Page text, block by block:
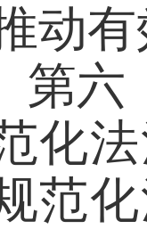
动
第六
化
范